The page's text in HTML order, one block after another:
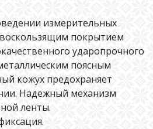
измерительных
покрытием
ударопрочного
поясным
кожух предохраняет
Надежный механизм
ленты.